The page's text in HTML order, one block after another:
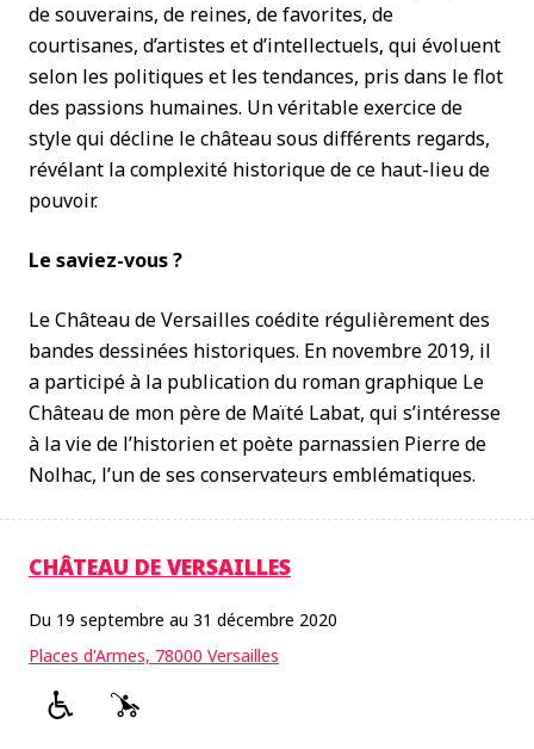
de souverains, de reines, de favorites, de
courtisanes, d’artistes et d’intellectuels, qui évoluent
selon les politiques et les tendances, pris dans le flot
des passions humaines. Un véritable exercice de
style qui décline le château sous différents regards,
révélant la complexité historique de ce haut-lieu de
pouvoir.
Le saviez-vous ?
Le Château de Versailles coédite régulièrement des
bandes dessinées historiques. En novembre 2019, il
a participé à la publication du roman graphique Le
Château de mon père de Maïté Labat, qui s’intéresse
à la vie de l’historien et poète parnassien Pierre de
Nolhac, l’un de ses conservateurs emblématiques.
CHÂTEAU DE VERSAILLES
Du 19 septembre au 31 décembre 2020
Places d'Armes, 78000 Versailles